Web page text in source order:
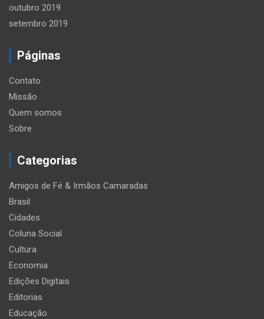
outubro 2019
setembro 2019
Páginas
Contato
Missão
Quem somos
Sobre
Categorias
Amigos de Fé & Irmãos Camaradas
Brasil
Cidades
Coluna Social
Cultura
Economia
Edições Digitais
Editorias
Educação